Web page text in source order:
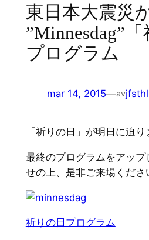
東日本大震災
”Minnesdag”「
プログラム
mar 14, 2015—av
「祈りの日」が明日に迫り
最終のプログラムをアッ
せの上、是非ご来場くださ
祈りの日プログラム